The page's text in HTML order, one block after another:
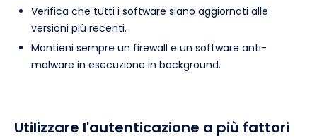
Verifica che tutti i software siano aggiornati alle
versioni più recenti.
Mantieni sempre un firewall e un software anti-
malware in esecuzione in background.
Utilizzare l'autenticazione a più fattori